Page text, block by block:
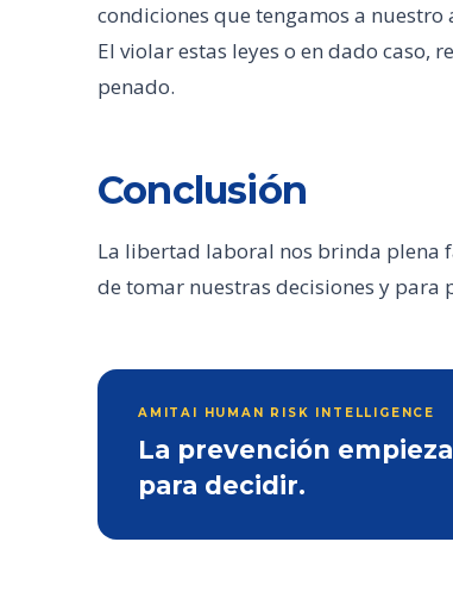
condiciones que tengamos a
El violar estas leyes o en dado caso,
penado.
Conclusión
La libertad laboral nos brinda plena
de tomar nuestras decisiones y para
AMITAI HUMAN RISK INTELLIGENCE
La prevención
para decidir.